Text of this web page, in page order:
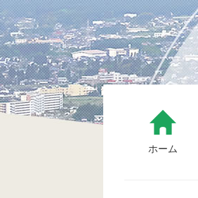
S
k
i
p
t
o
c
ホーム